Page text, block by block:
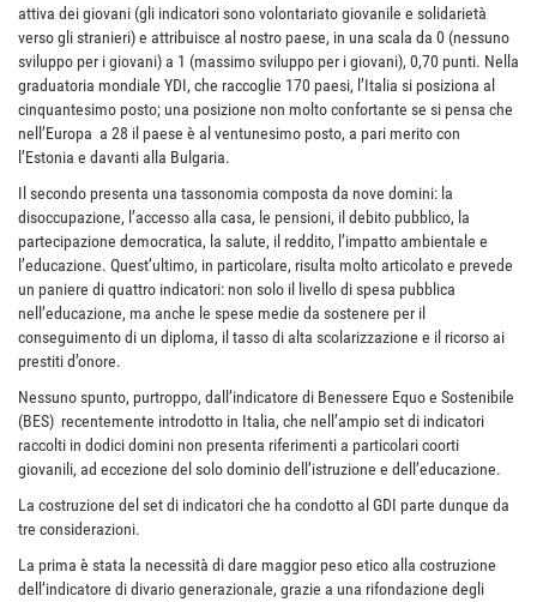
attiva dei giovani (gli indicatori sono volontariato giovanile e solidarietà
verso gli stranieri) e attribuisce al nostro paese, in una scala da 0 (nessuno
sviluppo per i giovani) a 1 (massimo sviluppo per i giovani), 0,70 punti. Nella
graduatoria mondiale YDI, che raccoglie 170 paesi, l’Italia si posiziona al
cinquantesimo posto; una posizione non molto confortante se si pensa che
nell’Europa a 28 il paese è al ventunesimo posto, a pari merito con
l’Estonia e davanti alla Bulgaria.
Il secondo presenta una tassonomia composta da nove domini: la
disoccupazione, l’accesso alla casa, le pensioni, il debito pubblico, la
partecipazione democratica, la salute, il reddito, l’impatto ambientale e
l’educazione. Quest’ultimo, in particolare, risulta molto articolato e prevede
un paniere di quattro indicatori: non solo il livello di spesa pubblica
nell’educazione, ma anche le spese medie da sostenere per il
conseguimento di un diploma, il tasso di alta scolarizzazione e il ricorso ai
prestiti d’onore.
Nessuno spunto, purtroppo, dall’indicatore di Benessere Equo e Sostenibile
(BES) recentemente introdotto in Italia, che nell’ampio set di indicatori
raccolti in dodici domini non presenta riferimenti a particolari coorti
giovanili, ad eccezione del solo dominio dell’istruzione e dell’educazione.
La costruzione del set di indicatori che ha condotto al GDI parte dunque da
tre considerazioni.
La prima è stata la necessità di dare maggior peso etico alla costruzione
dell’indicatore di divario generazionale, grazie a una rifondazione degli